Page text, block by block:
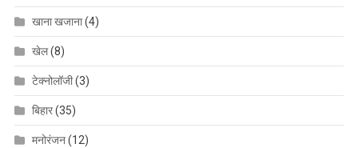
खाना खजाना(4)
खेल(8)
टेक्नोलॉजी(3)
बिहार(35)
मनोरंजन(12)